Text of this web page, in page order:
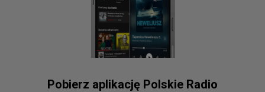
Pobierz aplikację Polskie Radio